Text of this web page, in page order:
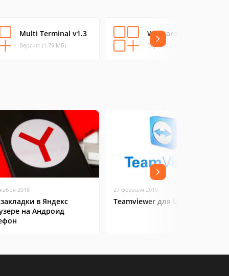
Multi Terminal v1.3
Версия: (1.79 МБ)
WinHardLink 1.0
Версия: (0.55 МБ)
2018
в Яндекс
на Андроид
27 февраля 2019
Teamviewer для Ubuntu